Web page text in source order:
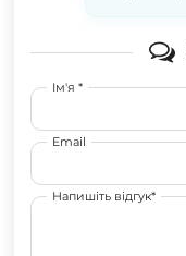
Ім'я *
Email
Напишіть відгук*